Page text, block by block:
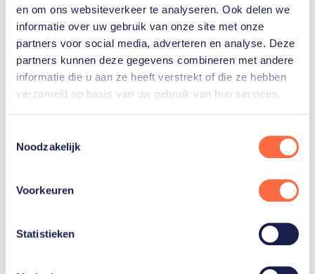
en om ons websiteverkeer te analyseren. Ook delen we
informatie over uw gebruik van onze site met onze
partners voor social media, adverteren en analyse. Deze
partners kunnen deze gegevens combineren met andere
informatie die u aan ze heeft verstrekt of die ze hebben
verzameld op basis van uw gebruik van hun services.
Noodzakelijk
Voorkeuren
Statistieken
van mijn leven.”
Lee Towers
Nadat ze was gestopt met roeien, richtte ze zich op
haar studie Health Policy Management en werd ze
Daarnaast zocht ze nieuwe sportieve uitdagingen.
Zo liep ze in 2024 de marathon van Rotterdam (“De
beach-roeien, een nieuwe vorm van roeien waarbij